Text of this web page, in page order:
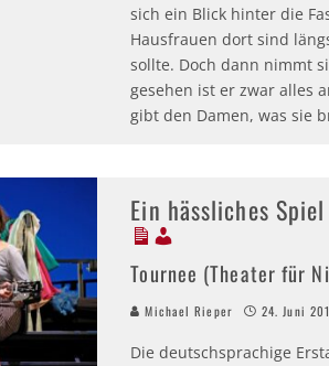
sich ein Blick hinter die
Hausfrauen dort sind
sollte. Doch dann nimmt
gesehen ist er zwar alles
gibt den Damen, was sie
Ein hässliches
Tournee (Theater für
Michael Rieper 24. Juni
Die deutschsprachige